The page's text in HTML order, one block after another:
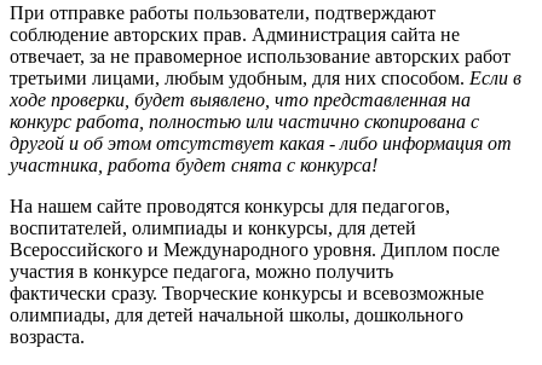
При отправке работы пользователи, подтверждают
соблюдение авторских прав. Администрация сайта не
отвечает, за не правомерное использование авторских работ
третьими лицами, любым удобным, для них способом. Если в
ходе проверки, будет выявлено, что представленная на
конкурс работа, полностью или частично скопирована с
другой и об этом отсутствует какая - либо информация от
участника, работа будет снята с конкурса!
На нашем сайте проводятся конкурсы для педагогов,
воспитателей, олимпиады и конкурсы, для детей
Всероссийского и Международного уровня. Диплом после
участия в конкурсе педагога, можно получить
фактически сразу. Творческие конкурсы и всевозможные
олимпиады, для детей начальной школы, дошкольного
возраста.